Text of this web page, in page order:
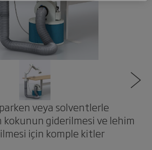
veya solventlerle
kokunun giderilmesi ve lehim
için komple kitler